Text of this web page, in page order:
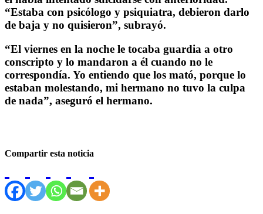
“Estaba con psicólogo y psiquiatra, debieron darlo
de baja y no quisieron”, subrayó.
“El viernes en la noche le tocaba guardia a otro
conscripto y lo mandaron a él cuando no le
correspondía. Yo entiendo que los mató, porque lo
estaban molestando, mi hermano no tuvo la culpa
de nada”, aseguró el hermano.
Compartir esta noticia